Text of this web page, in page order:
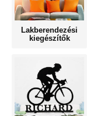
Lakberendezési
kiegészítők